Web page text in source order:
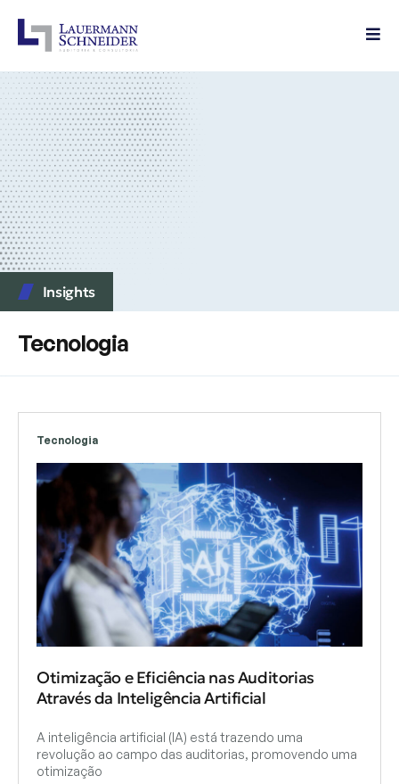
Insights
Tecnologia
Tecnologia
Otimização e Eficiência nas Auditorias
Através da Inteligência Artificial
A inteligência artificial (IA) está trazendo uma
revolução ao campo das auditorias, promovendo uma
otimização